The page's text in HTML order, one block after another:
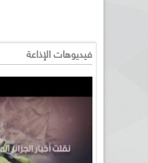
فيديوهات الإذاعة